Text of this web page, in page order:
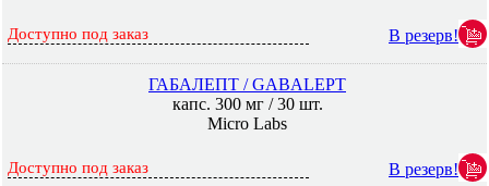
Доступно под заказ В резерв!
ГАБАЛЕПТ / GABALEPT
капс. 300 мг / 30 шт.
Micro Labs
Доступно под заказ В резерв!